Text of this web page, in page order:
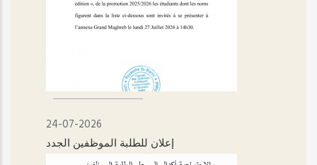
24-07-2026
إعلان للطلبة الموظفين الجدد